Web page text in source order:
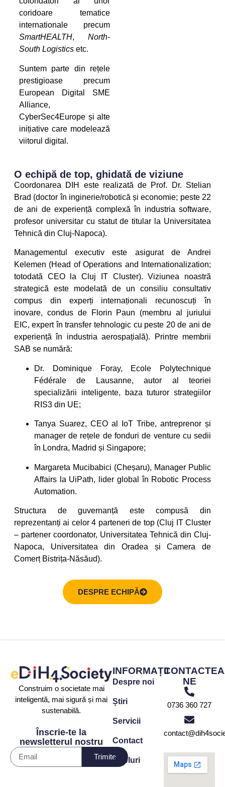
coridoare tematice
internationale precum
SmartHEALTH,North-
South Logisticsetc.
Suntem parte din rețele
prestigioase precum
European Digital SME
Alliance,
CyberSec4Europe și alte
inițiative care modelează
viitorul digital.
O echipă de top, ghidată de viziune
Coordonarea DIH este realizată de Prof. Dr. Stelian
Brad (doctor în inginerie/robotică și economie; peste 22
de ani de experiență complexă în industria software,
profesor universitar cu statut de titular la Universitatea
Tehnică din Cluj-Napoca).
Managementul executiv este asigurat de Andrei
Kelemen (Head of Operations and Internationalization;
totodată CEO la Cluj IT Cluster). Viziunea noastră
strategică este modelată de un consiliu consultativ
compus din experți internaționali recunoscuți în
inovare, condus de Florin Paun (membru al juriului
EIC, expert în transfer tehnologic cu peste 20 de ani de
experiență în industria aerospațială). Printre membrii
SAB se numără:
Dr. Dominique Foray, Ecole Polytechnique
Fédérale de Lausanne, autor al teoriei
specializării inteligente, baza tuturor strategiilor
RIS3 din UE;
Tanya Suarez, CEO al IoT Tribe, antreprenor și
manager de rețele de fonduri de venture cu sedii
în Londra, Madrid și Singapore;
Margareta Mucibabici (Cheșaru), Manager Public
Affairs la UiPath, lider global în Robotic Process
Automation.
Structura de guvernanță este compusă din
reprezentanți ai celor 4 parteneri de top (Cluj IT Cluster
– partener coordonator, Universitatea Tehnică din Cluj-
Napoca, Universitatea din Oradea și Camera de
Comerț Bistrița-Năsăud).
DESPRE ECHIPĂ
Construim o societate mai
inteligentă, mai sigură și mai
sustenabilă.
Înscrie-te la
newsletterul nostru
Trimite
INFORMAȚII
Despre noi
Știri
Servicii
Contact
Apeluri
NE
0736 360 727